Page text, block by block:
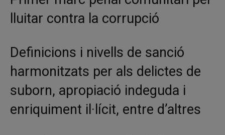
lluitar contra la corrupció
Definicions i nivells de sanció
harmonitzats per als delictes de
suborn, apropiació indeguda i
enriquiment il·lícit, entre d’altres